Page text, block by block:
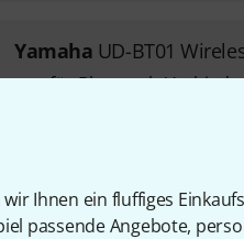
Ihnen ein fluffiges
passende Angebote,
Yamaha UD-BT01
für Bluetooth-
OSX Yosemite oder
Sofort lieferbar